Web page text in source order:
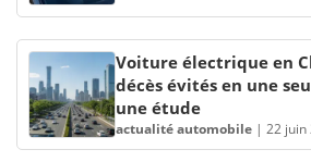
Voiture électrique en
décès évités en une
une étude
actualité automobile | 22 juin